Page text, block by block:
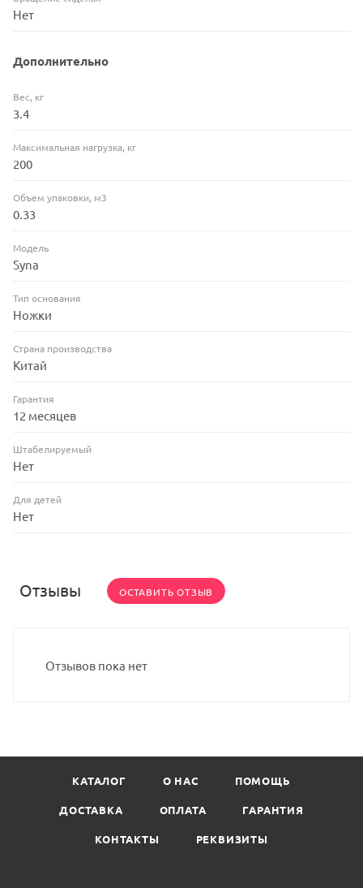
Нет
Дополнительно
Вес, кг
3.4
Максимальная нагрузка, кг
200
Объем упаковки, м3
0.33
Модель
Syna
Тип основания
Ножки
Страна производства
Китай
Гарантия
12 месяцев
Штабелируемый
Нет
Для детей
Нет
Отзывы ОСТАВИТЬ ОТЗЫВ
Отзывов пока нет
КАТАЛОГ О НАС ПОМОЩЬ
ДОСТАВКА ОПЛАТА ГАРАНТИЯ
КОНТАКТЫ РЕКВИЗИТЫ